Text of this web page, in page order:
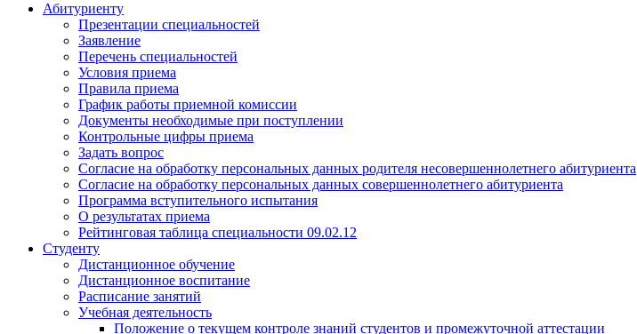
Абитуриенту
Презентации специальностей
Заявление
Перечень специальностей
Условия приема
Правила приема
График работы приемной комиссии
Документы необходимые при поступлении
Контрольные цифры приема
Задать вопрос
Согласие на обработку персональных данных родителя несовершеннолетнего абитуриента
Согласие на обработку персональных данных совершеннолетнего абитуриента
Программа вступительного испытания
О результатах приема
Рейтинговая таблица специальности 09.02.12
Студенту
Дистанционное обучение
Дистанционное воспитание
Расписание занятий
Учебная деятельность
Положение о текущем контроле знаний студентов и промежуточной аттестации